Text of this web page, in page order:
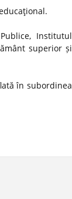
Institutul
superior și
în subordinea